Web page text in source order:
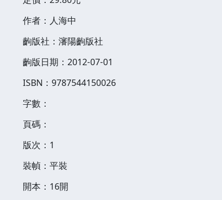
作者：人海中
齣版社：瀋陽齣版社
齣版日期：2012-07-01
ISBN：9787544150026
字數：
頁碼：
版次：1
裝幀：平裝
開本：16開